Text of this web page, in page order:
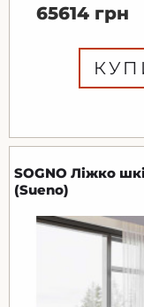
65614 грн
SOGNO Ліжко
(Sueno)